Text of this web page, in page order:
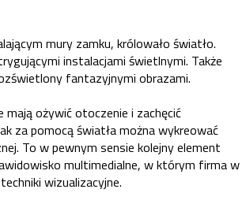
mury zamku, królowało światło.
instalacjami świetlnymi. Także
fantazyjnymi obrazami.
ożywić otoczenie i zachęcić
za pomocą światła można wykreować
To w pewnym sensie kolejny element
multimedialne, w którym firma w
wizualizacyjne.